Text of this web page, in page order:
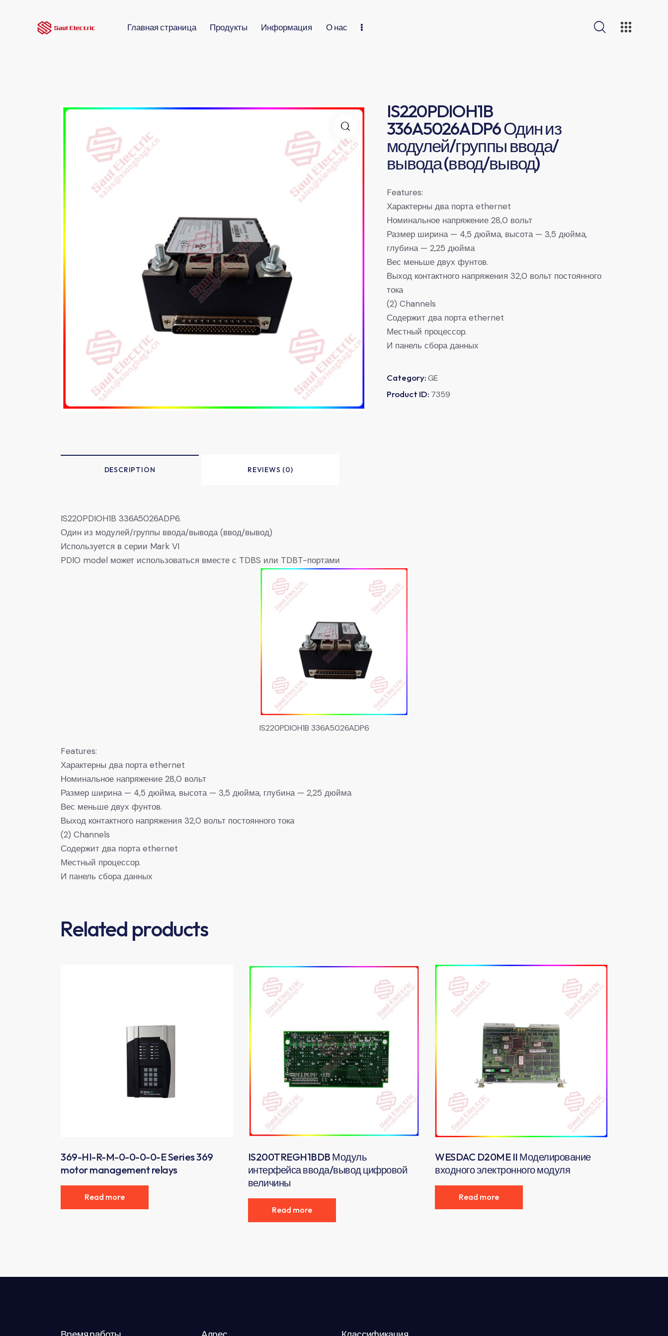
Главная страница Продукты Информация О нас
IS220PDIOH1B
336A5026ADP6 Один из
модулей/группы ввода/
вывода (ввод/вывод)
Features:
Характерны два порта ethernet
Номинальное напряжение 28,0 вольт
Размер ширина — 4,5 дюйма, высота — 3,5 дюйма,
глубина — 2,25 дюйма
Вес меньше двух фунтов.
Выход контактного напряжения 32,0 вольт постоянного
тока
(2) Channels
Содержит два порта ethernet
Местный процессор.
И панель сбора данных
Category:GE
Product ID: 7359
DESCRIPTION REVIEWS (0)
IS220PDIOH1B 336A5026ADP6.
Один из модулей/группы ввода/вывода (ввод/вывод)
Используется в серии Mark VI
PDIO model может использоваться вместе с TDBS или TDBT-портами
IS220PDIOH1B 336A5026ADP6
Features:
Характерны два порта ethernet
Номинальное напряжение 28,0 вольт
Размер ширина — 4,5 дюйма, высота — 3,5 дюйма, глубина — 2,25 дюйма
Вес меньше двух фунтов.
Выход контактного напряжения 32,0 вольт постоянного тока
(2) Channels
Содержит два порта ethernet
Местный процессор.
И панель сбора данных
Related products
369-HI-R-M-0-0-0-0-E Series 369
motor management relays
Read more
IS200TREGH1BDB Модуль
интерфейса ввода/вывод цифровой
величины
Read more
WESDAC D20ME II Моделирование
входного электронного модуля
Read more